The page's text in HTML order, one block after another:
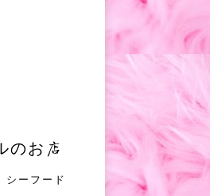
のお店
シーフード